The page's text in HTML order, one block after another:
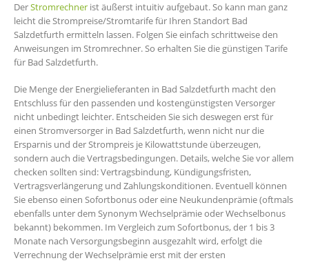
DerStromrechner ist äußerst intuitiv aufgebaut. So kann man ganz
leicht die Strompreise/Stromtarife für Ihren Standort Bad
Salzdetfurth ermitteln lassen. Folgen Sie einfach schrittweise den
Anweisungen im Stromrechner. So erhalten Sie die günstigen Tarife
für Bad Salzdetfurth.
Die Menge der Energielieferanten in Bad Salzdetfurth macht den
Entschluss für den passenden und kostengünstigsten Versorger
nicht unbedingt leichter. Entscheiden Sie sich deswegen erst für
einen Stromversorger in Bad Salzdetfurth, wenn nicht nur die
Ersparnis und der Strompreis je Kilowattstunde überzeugen,
sondern auch die Vertragsbedingungen. Details, welche Sie vor allem
checken sollten sind: Vertragsbindung, Kündigungsfristen,
Vertragsverlängerung und Zahlungskonditionen. Eventuell können
Sie ebenso einen Sofortbonus oder eine Neukundenprämie (oftmals
ebenfalls unter dem Synonym Wechselprämie oder Wechselbonus
bekannt) bekommen. Im Vergleich zum Sofortbonus, der 1 bis 3
Monate nach Versorgungsbeginn ausgezahlt wird, erfolgt die
Verrechnung der Wechselprämie erst mit der ersten